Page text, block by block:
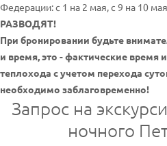
Федерации: с 1 на 2 мая, с 9 на 10
РАЗВОДЯТ!
При бронировании будьте
и время, это - фактические время
теплохода с учетом перехода
необходимо заблаговременно!
Запрос на
ночного